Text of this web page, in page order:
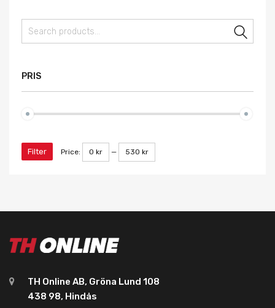
PRIS
Filter Price: 0 kr — 530 kr
TH Online AB, Gröna Lund 108
438 98, Hindås